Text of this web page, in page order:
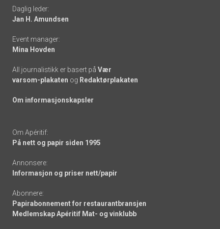
links
Daglig leder:
Jan H. Amundsen
Event manager:
Mina Hovden
All journalistikk er basert på Vær
varsom-plakaten og Redaktørplakaten
Om informasjonskapsler
Om Apéritif:
På nett og papir siden 1995
Annonsere:
Informasjon og priser nett/papir
Abonnere:
Papirabonnement for restaurantbransjen
Medlemskap Apéritif Mat- og vinklubb